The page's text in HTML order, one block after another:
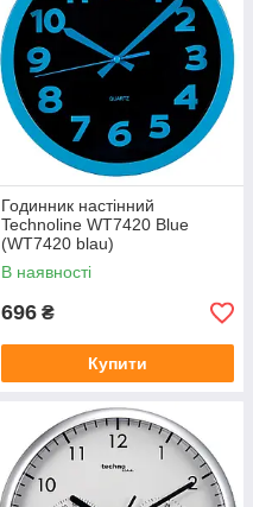
Годинник настінний
Technoline WT7420 Blue
(WT7420 blau)
В наявності
696 ₴
Купити